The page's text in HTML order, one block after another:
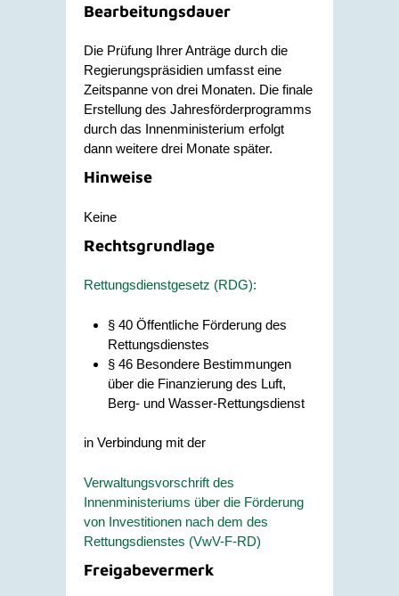
Bearbeitungsdauer
Die Prüfung Ihrer Anträge durch die
Regierungspräsidien umfasst eine
Zeitspanne von drei Monaten. Die finale
Erstellung des Jahresförderprogramms
durch das Innenministerium erfolgt
dann weitere drei Monate später.
Hinweise
Keine
Rechtsgrundlage
Rettungsdienstgesetz (RDG):
§ 40 Öffentliche Förderung des
Rettungsdienstes
§ 46 Besondere Bestimmungen
über die Finanzierung des Luft,
Berg- und Wasser-Rettungsdienst
in Verbindung mit der
Verwaltungsvorschrift des
Innenministeriums über die Förderung
von Investitionen nach dem des
Rettungsdienstes (VwV-F-RD)
Freigabevermerk